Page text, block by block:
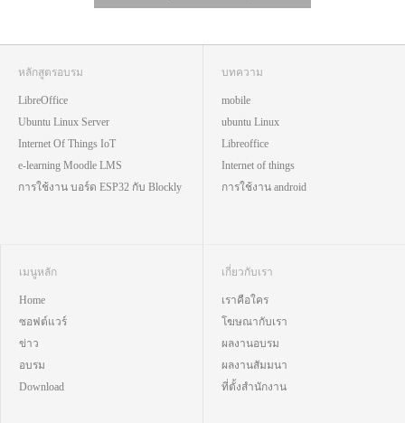
หลักสูตรอบรม
LibreOffice
Ubuntu Linux Server
Internet Of Things IoT
e-learning Moodle LMS
การใช้งาน บอร์ด ESP32 กับ Blockly
บทความ
mobile
ubuntu Linux
Libreoffice
Internet of things
การใช้งาน android
เมนูหลัก
Home
ซอฟต์แวร์
ข่าว
อบรม
Download
เกี่ยวกับเรา
เราคือใคร
โฆษณากับเรา
ผลงานอบรม
ผลงานสัมมนา
ที่ตั้งสำนักงาน